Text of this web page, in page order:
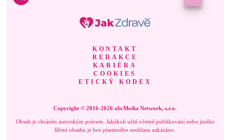
KONTAKT
REDAKCE
KARIÉRA
COOKIES
ETICKÝ KODEX
Copyright © 2016-2026 abcMedia Network, s.r.o.
Obsah je chráněn autorským právem. Jakékoli užití včetně publikování nebo jiného
šíření obsahu je bez písemného souhlasu zakázáno.